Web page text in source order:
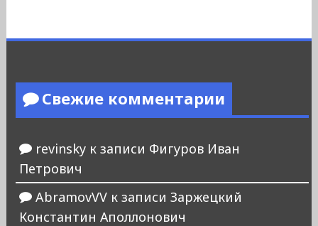
Свежие комментарии
revinskyк записи Фигуров Иван
Петрович
AbramovVVк записи Заржецкий
Константин Аполлонович